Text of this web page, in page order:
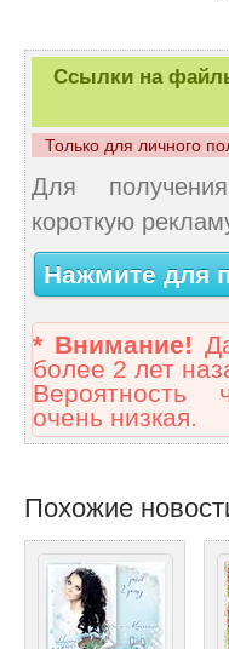
Ссылки на
Только для личного
Для
короткую
Нажмите для
* Внимание!
более 2 лет
Вероятность
очень низкая.
Похожие